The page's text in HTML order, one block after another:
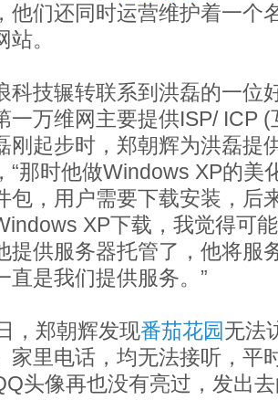
他们还同时运营维护着一个
站。
科技辗转联系到洪磊的一位
一万维网主要提供ISP/ ICP
刚起步时，郑朝辉为洪磊提
“那时他做Windows XP的美
包，用户需要下载安装，后
XP下载，我觉得可
提供服务器托管了，他将服
直是我们提供服务。”
，郑朝辉发现番茄花园无法
家里电话，均无法接听，平
头像再也没有亮过，发出